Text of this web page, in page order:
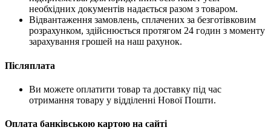
необхідних документів надається разом з товаром.
Відвантаження замовлень, сплачених за безготівковим
розрахунком, здійснюється протягом 24 годин з моменту
зарахування грошей на наш рахунок.
Післяплата
Ви можете оплатити товар та доставку під час
отримання товару у відділенні Нової Пошти.
Оплата банківською картою на сайті